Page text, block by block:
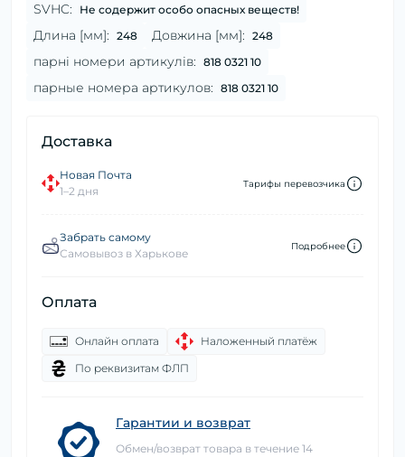
SVHC: Не содержит особо опасных веществ!
Длина [мм]: 248 Довжина [мм]: 248
парні номери артикулів: 818 0321 10
парные номера артикулов: 818 0321 10
Доставка
Новая Почта
1–2 дня
Тарифы перевозчика
Забрать самому
Самовывоз в Харькове
Подробнее
Оплата
Онлайн оплата
Наложенный платёж
По реквизитам ФЛП
Гарантии и возврат
Обмен/возврат товара в течение 14